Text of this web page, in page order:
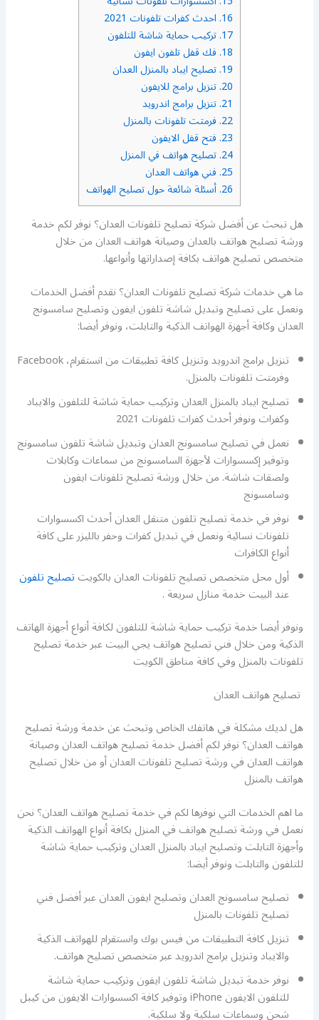
16. احدث كفرات تلفونات 2021
17. تركيب حماية شاشة للتلفون
18. فك قفل تلفون ايفون
19. تصليح ايباد بالمنزل العدان
20. تنزيل برامج للايفون
21. تنزيل برامج اندرويد
22. فرمتت تلفونات بالمنزل
23. فتح قفل الايفون
24. تصليح هواتف في المنزل
25. فني هواتف العدان
26. أسئلة شائعة حول تصليح الهواتف
هل تبحث عن أفضل شركة تصليح تلفونات العدان؟ نوفر لكم خدمة
ورشة تصليح هواتف بالعدان وصيانة هواتف العدان من خلال
متخصص تصليح هواتف بكافة إصداراتها وأنواعها.
ما هي خدمات شركة تصليح تلفونات العدان؟ نقدم أفضل الخدمات
ونعمل على تصليح وتبديل شاشة تلفون ايفون وتصليح سامسونج
العدان وكافة أجهزة الهواتف الذكية والتابلت، ونوفر أيضا:
تنزيل برامج اندرويد وتنزيل كافة تطبيقات من انستقرام، Facebook
وفرمتت تلفونات بالمنزل.
تصليح ايباد بالمنزل العدان وتركيب حماية شاشة للتلفون والايباد
وكفرات ونوفر أحدث كفرات تلفونات 2021
نعمل في تصليح سامسونج العدان وتبديل شاشة تلفون سامسونج
وتوفير إكسسوارات لأجهزة السامسونج من سماعات وكابلات
ولصقات شاشة. من خلال ورشة تصليح تلفونات ايفون
وسامسونج
نوفر في خدمة تصليح تلفون متنقل العدان أحدث اكسسوارات
تلفونات نسائية ونعمل في تبديل كفرات وحفر بالليزر على كافة
أنواع الكافرات
أول محل متخصص تصليح تلفونات العدان بالكويتتصليح تلفون
عند البيت خدمة منازل سريعة .
ونوفر أيضا خدمة تركيب حماية شاشة للتلفون لكافة أنواع أجهزة الهاتف
الذكية ومن خلال فني تصليح هواتف يجي البيت عبر خدمة تصليح
تلفونات بالمنزل وفي كافة مناطق الكويت
تصليح هواتف العدان
هل لديك مشكلة في هاتفك الخاص وتبحث عن خدمة ورشة تصليح
هواتف العدان؟ نوفر لكم أفضل خدمة تصليح هواتف العدان وصيانة
هواتف العدان في ورشة تصليح تلفونات العدان أو من خلال تصليح
هواتف بالمنزل
ما اهم الخدمات التي نوفرها لكم في خدمة تصليح هواتف العدان؟ نحن
نعمل في ورشة تصليح هواتف في المنزل بكافة أنواع الهواتف الذكية
وأجهزة التابلت وتصليح ايباد بالمنزل العدان وتركيب حماية شاشة
للتلفون والتابلت ونوفر أيضا:
تصليح سامسونج العدان وتصليح ايفون العدان عبر أفضل فني
تصليح تلفونات بالمنزل
تنزيل كافة التطبيقات من فيس بوك وانستقرام للهواتف الذكية
والايباد وتنزيل برامج اندرويد عبر متخصص تصليح هواتف.
نوفر خدمة تبديل شاشة تلفون ايفون وتركيب حماية شاشة
للتلفون الايفون iPhone وتوفير كافة اكسسوارات الايفون من كيبل
شحن وسماعات سلكية ولا سلكية.